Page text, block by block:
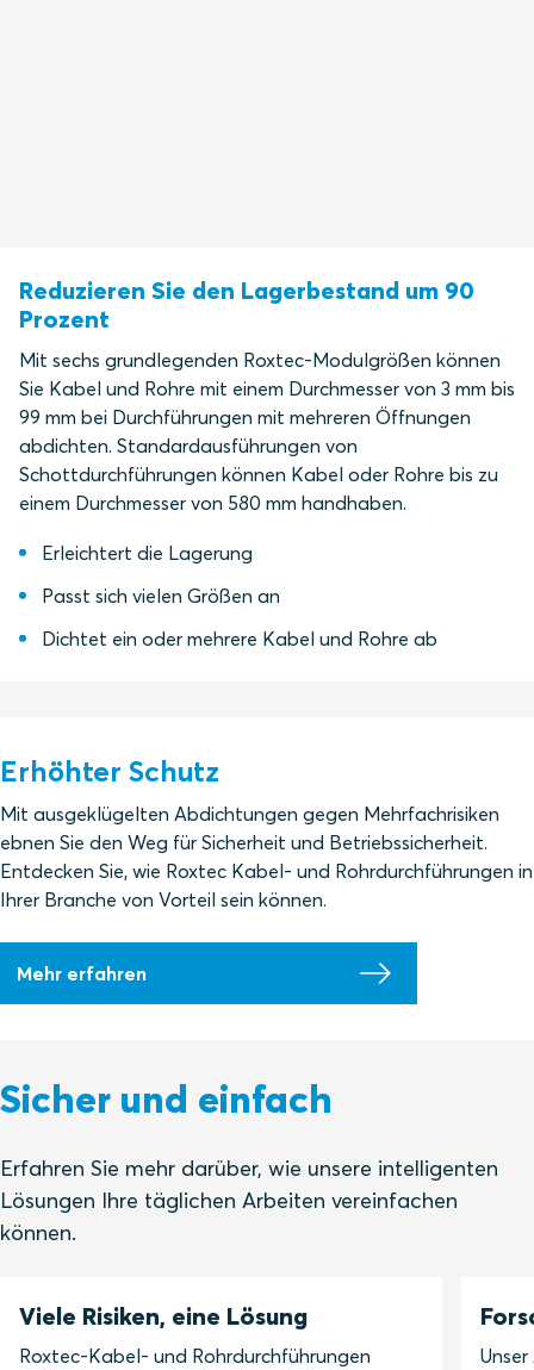
Reduzieren Sie den Lagerbestand um 90
Prozent
Mit sechs grundlegenden Roxtec-Modulgrößen können
Sie Kabel und Rohre mit einem Durchmesser von 3 mm bis
99 mm bei Durchführungen mit mehreren Öffnungen
abdichten. Standardausführungen von
Schottdurchführungen können Kabel oder Rohre bis zu
einem Durchmesser von 580 mm handhaben.
Erleichtert die Lagerung
Passt sich vielen Größen an
Dichtet ein oder mehrere Kabel und Rohre ab
Erhöhter Schutz
Mit ausgeklügelten Abdichtungen gegen Mehrfachrisiken
ebnen Sie den Weg für Sicherheit und Betriebssicherheit.
Entdecken Sie, wie Roxtec Kabel- und Rohrdurchführungen in
Ihrer Branche von Vorteil sein können.
Mehr erfahren
Sicher und einfach
Erfahren Sie mehr darüber, wie unsere intelligenten
Lösungen Ihre täglichen Arbeiten vereinfachen
können.
Viele Risiken, eine Lösung
Roxtec-Kabel- und Rohrdurchführungen